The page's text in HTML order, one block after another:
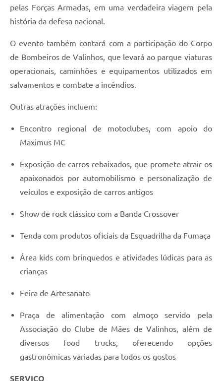
pelas Forças Armadas, em uma verdadeira viagem pela
história da defesa nacional.
O evento também contará com a participação do Corpo
de Bombeiros de Valinhos, que levará ao parque viaturas
operacionais, caminhões e equipamentos utilizados em
salvamentos e combate a incêndios.
Outras atrações incluem:
Encontro regional de motoclubes, com apoio do
Maximus MC
Exposição de carros rebaixados, que promete atrair os
apaixonados por automobilismo e personalização de
veículos e exposição de carros antigos
Show de rock clássico com a Banda Crossover
Tenda com produtos oficiais da Esquadrilha da Fumaça
Área kids com brinquedos e atividades lúdicas para as
crianças
Feira de Artesanato
Praça de alimentação com almoço servido pela
Associação do Clube de Mães de Valinhos, além de
diversos food trucks, oferecendo opções
gastronômicas variadas para todos os gostos
SERVIÇO